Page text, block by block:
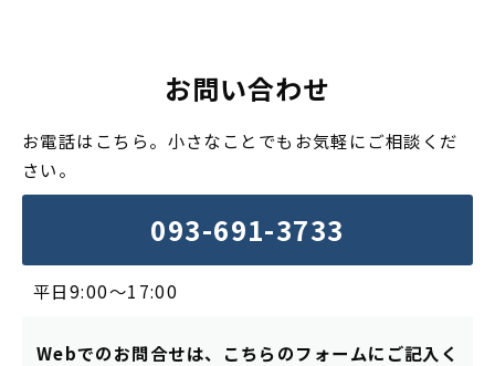
お問い合わせ
お電話はこちら。小さなことでもお気軽にご相談くだ
さい。
093-691-3733
平日9:00～17:00
Webでのお問合せは、こちらのフォームにご記入く